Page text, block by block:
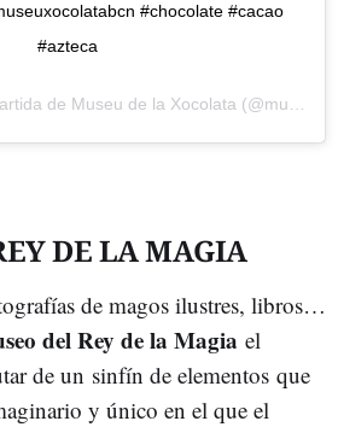
#chocolate #cacao
#azteca
de Museu de la Xocolata (@museuxocolataoficial) el
DE LA MAGIA
de magos ilustres, libros…
del Rey de la Magia el
de un sinfín de elementos que
y único en el que el